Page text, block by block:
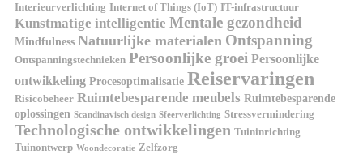
Interieurverlichting Internet of Things (IoT) IT-infrastructuur
Kunstmatige intelligentie Mentale gezondheid
Mindfulness Natuurlijke materialen Ontspanning
Ontspanningstechnieken Persoonlijke groei Persoonlijke
ontwikkeling Procesoptimalisatie Reiservaringen
Risicobeheer Ruimtebesparende meubels Ruimtebesparende
oplossingen Scandinavisch design Sfeerverlichting Stressvermindering
Technologische ontwikkelingen Tuininrichting
Tuinontwerp Woondecoratie Zelfzorg